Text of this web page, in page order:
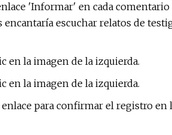
'Informar' en cada
encantaría escuchar relatos de
en la imagen de la izquierda.
en la imagen de la izquierda.
para confirmar el registro en